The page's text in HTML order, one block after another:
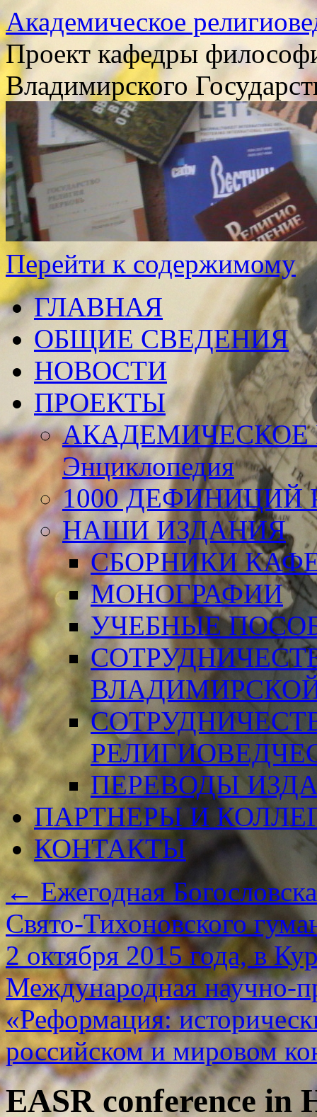
Академическое
Проект кафедры
Владимирского
Перейти к содержимому
ГЛАВНАЯ
ОБЩИЕ СВЕДЕНИЯ
НОВОСТИ
ПРОЕКТЫ
АКАДЕМИЧЕСКОЕ
Энциклопедия
1000 ДЕФИНИЦИЙ
НАШИ ИЗДАНИЯ
СБОРНИКИ
МОНОГРАФИИ
УЧЕБНЫЕ
ПЕРЕВОДЫ
ПАРТНЕРЫ И
КОНТАКТЫ
←Ежегодная
Свято-Тихоновского
2 октября 2015 года, в
Международная научно-
«Реформация:
российском и мировом
EASR conference in